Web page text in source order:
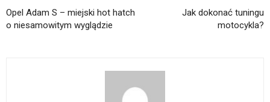
Opel Adam S – miejski hot hatch
o niesamowitym wyglądzie
Jak dokonać tuningu
motocykla?